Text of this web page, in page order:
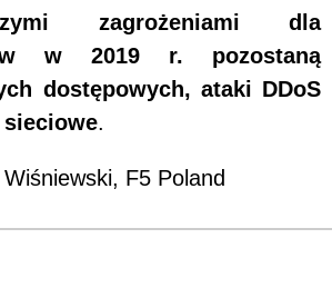
zagrożeniami dla
w 2019 r. pozostaną
dostępowych, ataki DDoS
.
F5 Poland